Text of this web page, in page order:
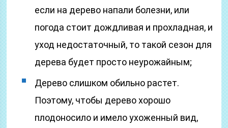
если на дерево напали болезни, или
погода стоит дождливая и прохладная, и
уход недостаточный, то такой сезон для
дерева будет просто неурожайным;
Дерево слишком обильно растет.
Поэтому, чтобы дерево хорошо
плодоносило и имело ухоженный вид,